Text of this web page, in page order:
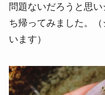
問題ないだろうと思
ち帰ってみました。
います）